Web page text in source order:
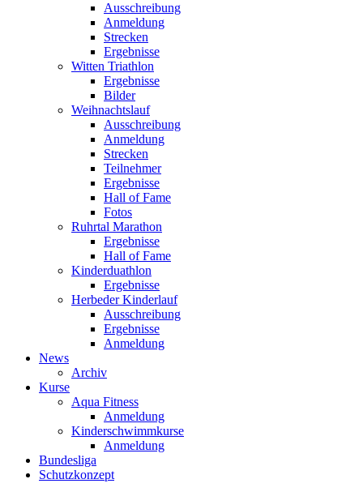
Ausschreibung
Anmeldung
Strecken
Ergebnisse
Witten Triathlon
Ergebnisse
Bilder
Weihnachtslauf
Ausschreibung
Anmeldung
Strecken
Teilnehmer
Ergebnisse
Hall of Fame
Fotos
Ruhrtal Marathon
Ergebnisse
Hall of Fame
Kinderduathlon
Ergebnisse
Herbeder Kinderlauf
Ausschreibung
Ergebnisse
Anmeldung
News
Archiv
Kurse
Aqua Fitness
Anmeldung
Kinderschwimmkurse
Anmeldung
Bundesliga
Schutzkonzept